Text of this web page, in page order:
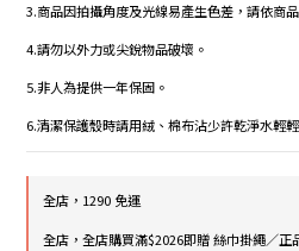
3.商品因拍攝角度及光線易產生色差，請依商
4.請勿以外力或尖銳物品破壞。
5.非人為提供一年保固。
6.清潔保護殼時請用絨、棉布沾少許乾淨水輕
全店，1290 免運
全店，全店購買滿$2026即贈 絲巾掛繩／